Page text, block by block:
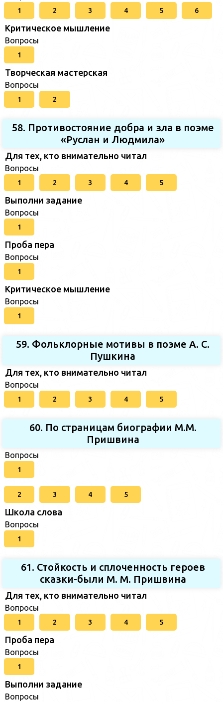
1 2 3 4 5 6
Критическое мышление
Вопросы
1
Творческая мастерская
Вопросы
1 2
58. Противостояние добра и зла в поэме
«Руслан и Людмила»
Для тех, кто внимательно читал
Вопросы
1 2 3 4 5
Выполни задание
Вопросы
1
Проба пера
Вопросы
1
Критическое мышление
Вопросы
1
59. Фольклорные мотивы в поэме А. С.
Пушкина
Для тех, кто внимательно читал
Вопросы
1 2 3 4 5
60. По страницам биографии М.М.
Пришвина
Вопросы
1
2 3 4 5
Школа слова
Вопросы
1
61. Стойкость и сплоченность героев
сказки-были М. М. Пришвина
Для тех, кто внимательно читал
Вопросы
1 2 3 4 5
Проба пера
Вопросы
1
Выполни задание
Вопросы